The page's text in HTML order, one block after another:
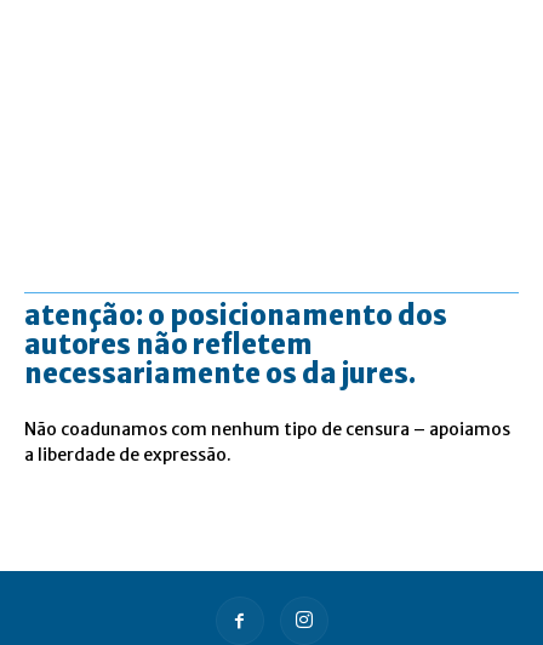
atenção: o posicionamento dos
autores não refletem
necessariamente os da jures.
Não coadunamos com nenhum tipo de censura – apoiamos
a liberdade de expressão.